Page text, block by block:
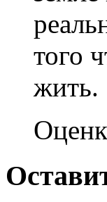
того
жить.